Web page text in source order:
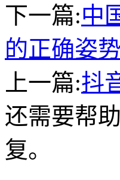
下一篇:中
的正确姿势
上一篇:抖
还需要帮
复。